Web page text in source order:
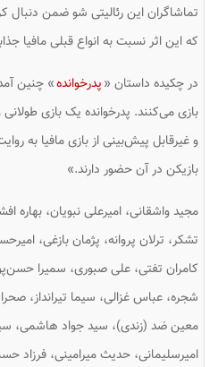
تماشاگران این رئالیتی شو ضمن
که این اثر نسبت به انواع قبلی مافیا
در چکیده داستان «پدرخوانده» چنین
بازی می‌کنند. پدرخوانده یک بازی
و غیرقابل پیش‌بینی از بازی مافیا به
بازیکن در آن حضور دارند.»
مجید واشقانی، امیرعلی نبویان، بهاره
تشکر، ترلان پروانه، پژمان بازغی،
کامران تفتی، علی صبوری، سمیرا
شجره، عباس غزالی، سیما تیرانداز،
معین ضد (زندی)، سید جواد هاشمی،
امیرسلیمانی، حدیث میرامینی، فرزاد